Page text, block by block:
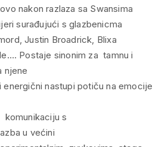
nakon razlaza sa Swansima
surađujući s glazbenicma
Justin Broadrick, Blixa
Postaje sinonim za tamnu i
njene
nastupi potiču na emocije
komunikaciju s
u većini